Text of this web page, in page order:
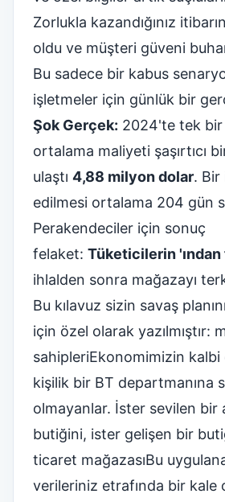
Zorlukla kazandığınız
oldu ve müşteri güveni
Bu sadece bir kabus
işletmeler için günlük bir
Şok Gerçek: 2024'te tek bir
ortalama maliyeti şaşırtıcı
ulaştı 4,88 milyon dolar. Bir
edilmesi ortalama 204 gün
Perakendeciler için sonuç
felaket: Tüketicilerin 'ından
ihlalden sonra mağazayı
Bu kılavuz sizin savaş
için özel olarak yazılmıştır:
sahipleriEkonomimizin kalbi
kişilik bir BT departmanına
olmayanlar. İster sevilen bir
butiğini, ister gelişen bir
ticaret mağazasıBu
verileriniz etrafında bir kale